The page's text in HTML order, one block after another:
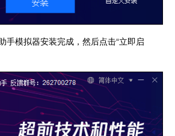
模拟器安装完成，然后点击“立即启